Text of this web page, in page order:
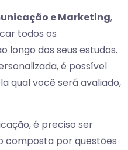
e Marketing,
todos os
longo dos seus estudos.
é possível
qual você será avaliado,
é preciso ser
composta por questões